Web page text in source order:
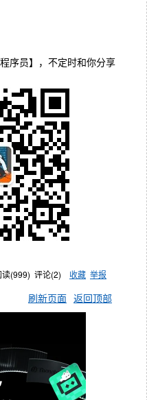
序员】，不定时和你分享
读(999) 评论(2) 收藏 举报
刷新页面 返回顶部